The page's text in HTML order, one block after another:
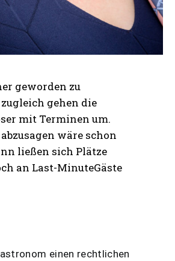
geworden zu
gehen die
mit Terminen um.
wäre schon
ließen sich Plätze
an Last-MinuteGäste
einen rechtlichen